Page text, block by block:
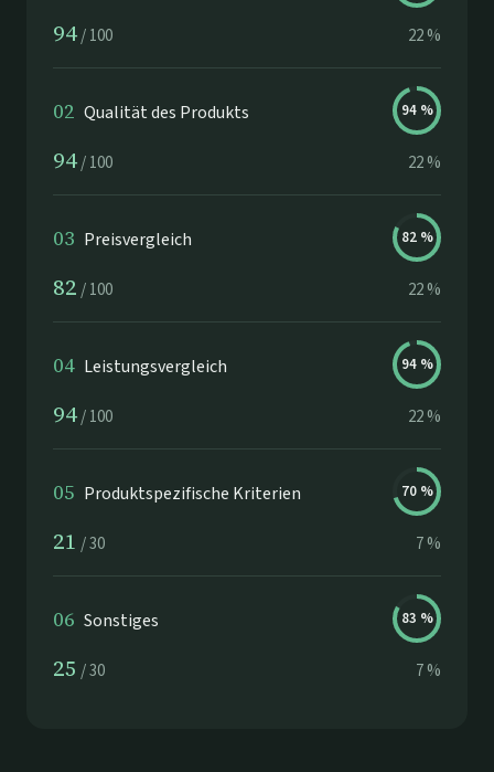
94/100 22%
02 Qualität des Produkts 94%
94/100 22%
03 Preisvergleich 82%
82 /100 22%
04 Leistungsvergleich 94%
94/100 22%
05 Produktspezifische Kriterien 70%
21 /30 7%
06 Sonstiges 83 %
25 /30 7%